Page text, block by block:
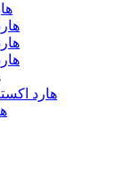
هارد
هارد
هارد
هارد